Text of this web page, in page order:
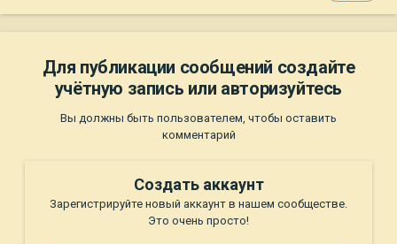
Для публикации сообщений создайте
учётную запись или авторизуйтесь
Вы должны быть пользователем, чтобы оставить
комментарий
Создать аккаунт
Зарегистрируйте новый аккаунт в нашем сообществе.
Это очень просто!